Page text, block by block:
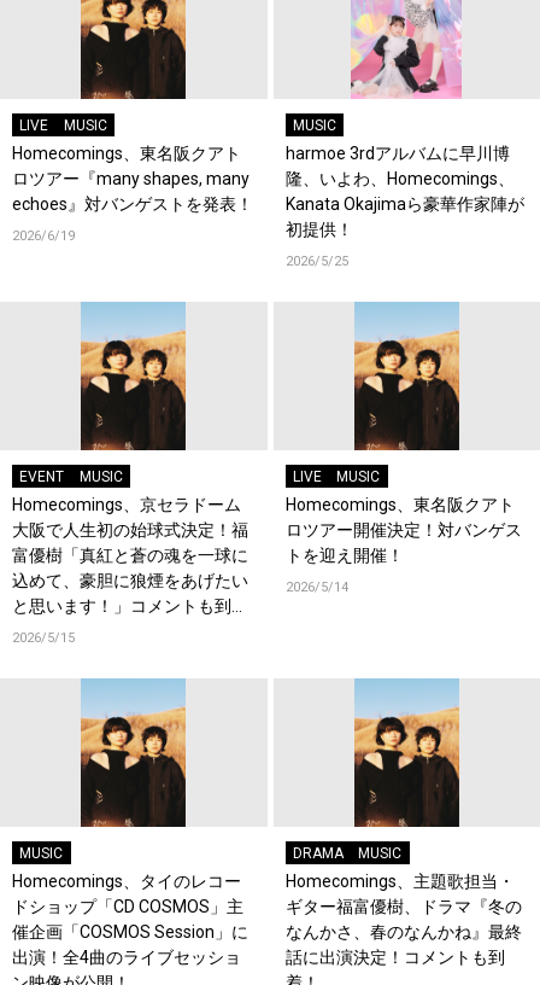
LIVE MUSIC
Homecomings、東名阪クアト
ロツアー『many shapes, many
echoes』対バンゲストを発表！
2026/6/19
MUSIC
harmoe 3rdアルバムに早川博
隆、いよわ、Homecomings、
Kanata Okajimaら豪華作家陣が
初提供！
2026/5/25
EVENT MUSIC
Homecomings、京セラドーム
大阪で人生初の始球式決定！福
富優樹「真紅と蒼の魂を一球に
込めて、豪胆に狼煙をあげたい
と思います！」コメントも到
着！
2026/5/15
LIVE MUSIC
Homecomings、東名阪クアト
ロツアー開催決定！対バンゲス
トを迎え開催！
2026/5/14
MUSIC
Homecomings、タイのレコー
ドショップ「CD COSMOS」主
催企画「COSMOS Session」に
出演！全4曲のライブセッショ
DRAMA MUSIC
Homecomings、主題歌担当・
ギター福富優樹、ドラマ『冬の
なんかさ、春のなんかね』最終
話に出演決定！コメントも到